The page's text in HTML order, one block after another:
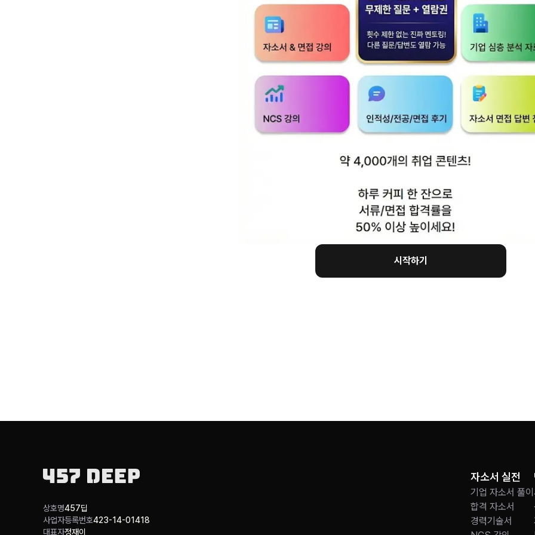
문제를 해결하는 역량을 평가하고 싶기 때문입니다.
문제의 원인이 무엇인지 분석하고,
문제원인에 맞는 해결책을 도출하는 과정을 거칩니다.
근데, 이 과정에서 직관이나 직감에 의존하면
합리적인 해결책을 내리기가 어렵죠.
(업무적으로 중요한 의사결정을 내릴 때 그냥 제비뽑기로 한다고 생각해보
시작하기
상호명457딥
사업자등록번호423-14-01418
대표자정재이
자소서 실전
기업 자소서 풀이
합격 자소서
경력기술서